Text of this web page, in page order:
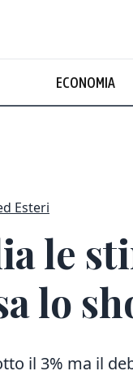
ECONOMIA
Prevalentemente
Esteri
le
lo
il 3% ma il